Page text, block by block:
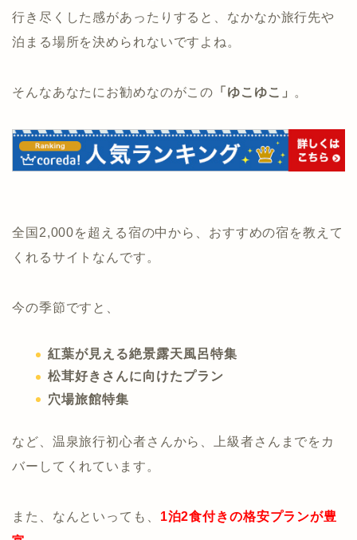
行き尽くした感があったりすると、なかなか旅行先や
泊まる場所を決められないですよね。
そんなあなたにお勧めなのがこの 「ゆこゆこ」 。
全国2,000を超える宿の中から、おすすめの宿を教えて
くれるサイトなんです。
今の季節ですと、
紅葉が見える絶景露天風呂特集
松茸好きさんに向けたプラン
穴場旅館特集
など、温泉旅行初心者さんから、上級者さんまでをカ
バーしてくれています。
また、なんといっても、 1泊2食付きの格安プランが豊